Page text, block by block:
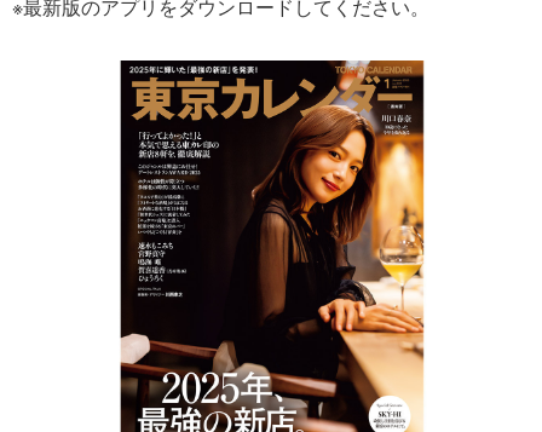
※最新版のアプリをダウンロードしてください。